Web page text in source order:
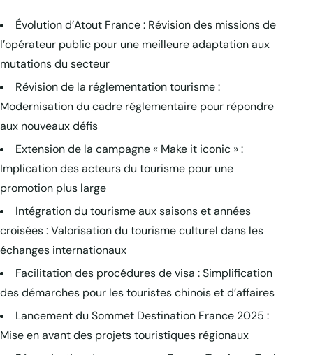
Évolution d’Atout France : Révision des missions de
l’opérateur public pour une meilleure adaptation aux
mutations du secteur
Révision de la réglementation tourisme :
Modernisation du cadre réglementaire pour répondre
aux nouveaux défis
Extension de la campagne « Make it iconic » :
Implication des acteurs du tourisme pour une
promotion plus large
Intégration du tourisme aux saisons et années
croisées : Valorisation du tourisme culturel dans les
échanges internationaux
Facilitation des procédures de visa : Simplification
des démarches pour les touristes chinois et d’affaires
Lancement du Sommet Destination France 2025 :
Mise en avant des projets touristiques régionaux